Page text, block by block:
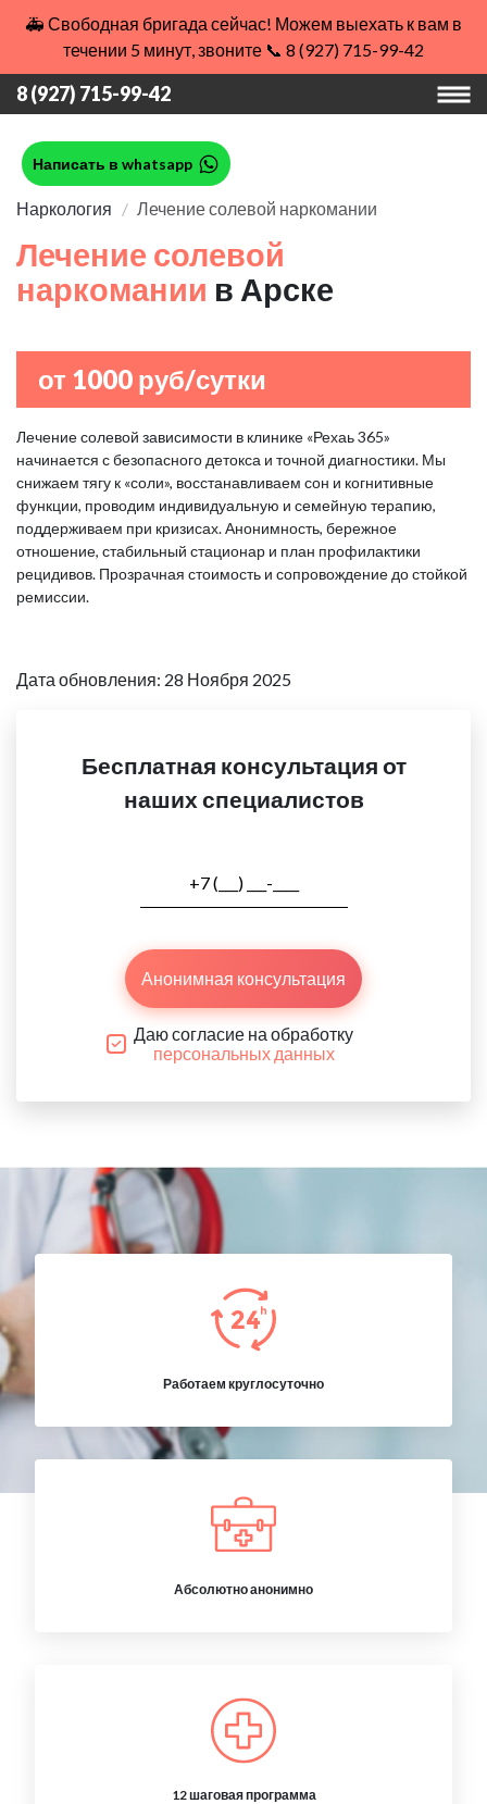
🚑 Свободная бригада сейчас! Можем выехать к вам в
течении 5 минут, звоните 📞 8 (927) 715-99-42
8 (927) 715-99-42
Написать в whatsapp
Наркология Лечение солевой наркомании
Лечение солевой
наркомании в Арске
от 1000 руб/сутки
Лечение солевой зависимости в клинике «Рехаь 365»
начинается с безопасного детокса и точной диагностики. Мы
снижаем тягу к «соли», восстанавливаем сон и когнитивные
функции, проводим индивидуальную и семейную терапию,
поддерживаем при кризисах. Анонимность, бережное
отношение, стабильный стационар и план профилактики
рецидивов. Прозрачная стоимость и сопровождение до стойкой
ремиссии.
Дата обновления: 28 Ноября 2025
Бесплатная консультация от
наших специалистов
Анонимная консультация
Даю согласие на обработку
персональных данных
Работаем круглосуточно
Абсолютно анонимно
12 шаговая программа